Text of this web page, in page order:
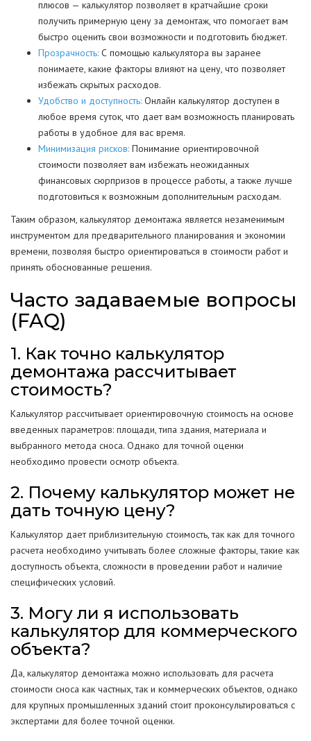
плюсов — калькулятор позволяет в кратчайшие сроки
получить примерную цену за демонтаж, что помогает вам
быстро оценить свои возможности и подготовить бюджет.
Прозрачность: С помощью калькулятора вы заранее
понимаете, какие факторы влияют на цену, что позволяет
избежать скрытых расходов.
Удобство и доступность: Онлайн калькулятор доступен в
любое время суток, что дает вам возможность планировать
работы в удобное для вас время.
Минимизация рисков: Понимание ориентировочной
стоимости позволяет вам избежать неожиданных
финансовых сюрпризов в процессе работы, а также лучше
подготовиться к возможным дополнительным расходам.
Таким образом, калькулятор демонтажа является незаменимым
инструментом для предварительного планирования и экономии
времени, позволяя быстро ориентироваться в стоимости работ и
принять обоснованные решения.
Часто задаваемые вопросы
(FAQ)
1. Как точно калькулятор
демонтажа рассчитывает
стоимость?
Калькулятор рассчитывает ориентировочную стоимость на основе
введенных параметров: площади, типа здания, материала и
выбранного метода сноса. Однако для точной оценки
необходимо провести осмотр объекта.
2. Почему калькулятор может не
дать точную цену?
Калькулятор дает приблизительную стоимость, так как для точного
расчета необходимо учитывать более сложные факторы, такие как
доступность объекта, сложности в проведении работ и наличие
специфических условий.
3. Могу ли я использовать
калькулятор для коммерческого
объекта?
Да, калькулятор демонтажа можно использовать для расчета
стоимости сноса как частных, так и коммерческих объектов, однако
для крупных промышленных зданий стоит проконсультироваться с
экспертами для более точной оценки.